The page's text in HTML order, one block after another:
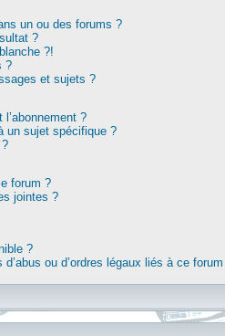
un ou des forums ?
?
?!
?
et sujets ?
?
un sujet spécifique ?
forum ?
jointes ?
?
ou d’ordres légaux liés à ce